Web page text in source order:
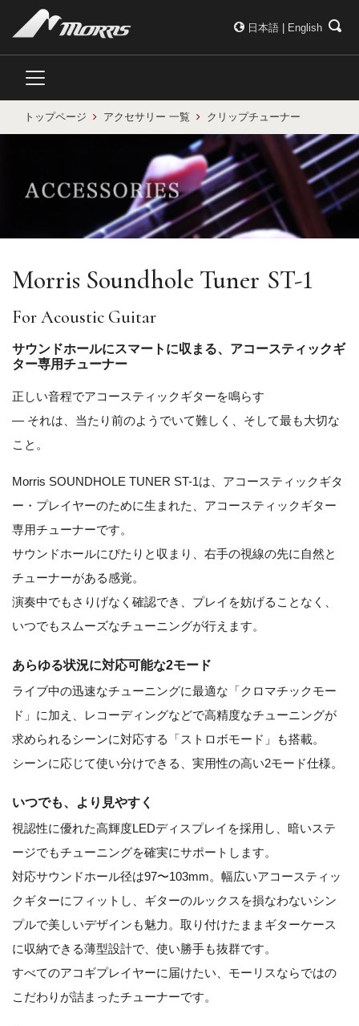
日本語 English
トップページ アクセサリー 一覧 クリップチューナー
Morris Soundhole Tuner ST-1
For Acoustic Guitar
サウンドホールにスマートに収まる、アコースティックギ
ター専用チューナー
正しい音程でアコースティックギターを鳴らす
― それは、当たり前のようでいて難しく、そして最も大切な
こと。
Morris SOUNDHOLE TUNER ST-1は、アコースティックギタ
ー・プレイヤーのために生まれた、アコースティックギター
専用チューナーです。
サウンドホールにぴたりと収まり、右手の視線の先に自然と
チューナーがある感覚。
演奏中でもさりげなく確認でき、プレイを妨げることなく、
いつでもスムーズなチューニングが行えます。
あらゆる状況に対応可能な2モード
ライブ中の迅速なチューニングに最適な「クロマチックモー
ド」に加え、レコーディングなどで高精度なチューニングが
求められるシーンに対応する「ストロボモード」も搭載。
シーンに応じて使い分けできる、実用性の高い2モード仕様。
いつでも、より見やすく
視認性に優れた高輝度LEDディスプレイを採用し、暗いステ
ージでもチューニングを確実にサポートします。
対応サウンドホール径は97〜103mm。幅広いアコースティッ
クギターにフィットし、ギターのルックスを損なわないシン
プルで美しいデザインも魅力。取り付けたままギターケース
に収納できる薄型設計で、使い勝手も抜群です。
すべてのアコギプレイヤーに届けたい、モーリスならではの
こだわりが詰まったチューナーです。